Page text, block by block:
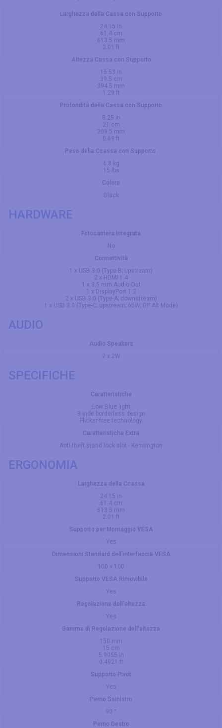
Larghezza della Cassa con Supporto
24.15 in
61.4 cm
613.5 mm
2.01 ft
Altezza Cassa con Supporto
15.53 in
39.5 cm
394.5 mm
1.29 ft
Profondità della Cassa con Supporto
8.25 in
21 cm
209.5 mm
0.69 ft
Peso della Ccassa con Supporto
6.8 kg
15 lbs
Colore
Black
HARDWARE
Fotocamera Integrata
No
Connettività
1 x USB 3.0 (Type-B; upstream)
2 x HDMI 1.4
1 x 3.5 mm Audio Out
1 x DisplayPort 1.2
2 x USB 3.0 (Type-A; downstream)
1 x USB 3.0 (Type-C; upstream; 65W; DP Alt Mode)
AUDIO
Audio Speakers
2 x 2W
SPECIFICHE
Caratteristiche
Low Blue light
3-side borderless design
Flicker-free technology
Caratteristiche Extra
Anti-theft stand lock slot - Kensington
ERGONOMIA
Larghezza della Ccassa
24.15 in
61.4 cm
613.5 mm
2.01 ft
Supporto per Montaggio VESA
Yes
Dimensioni Standard dell'interfaccia VESA
100 x 100
Supporto VESA Rimovibile
Yes
Regolazione dell'altezza
Yes
Gamma di Regolazione dell'altezza
150 mm
15 cm
5.9055 in
0.4921 ft
Supporto Pivot
Yes
Perno Ssinistro
90 °
Perno Destro